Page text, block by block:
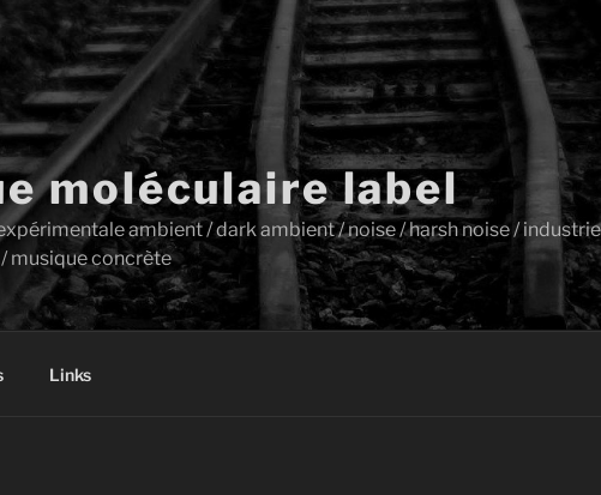
moléculaire label
ambient / dark ambient / noise / harsh noise /
musique concrète
Links